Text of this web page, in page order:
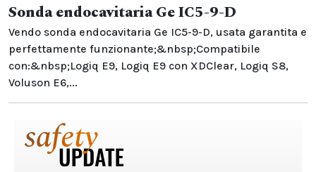
Sonda endocavitaria Ge IC5-9-D
Vendo sonda endocavitaria Ge IC5-9-D, usata garantita e
perfettamente funzionante;&nbsp;Compatibile
con:&nbsp;Logiq E9, Logiq E9 con XDClear, Logiq S8,
Voluson E6,...